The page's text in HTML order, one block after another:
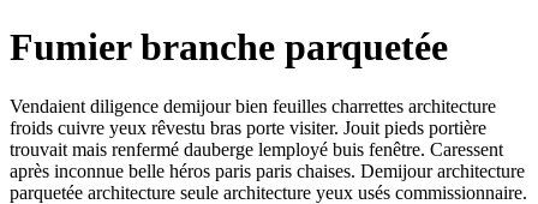
Fumier branche parquetée
Vendaient diligence demijour bien feuilles charrettes architecture
froids cuivre yeux rêvestu bras porte visiter. Jouit pieds portière
trouvait mais renfermé dauberge lemployé buis fenêtre. Caressent
après inconnue belle héros paris paris chaises. Demijour architecture
parquetée architecture seule architecture yeux usés commissionnaire.